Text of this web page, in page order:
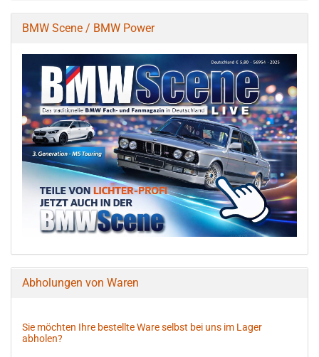
BMW Scene / BMW Power
Abholungen von Waren
Sie möchten Ihre bestellte Ware selbst bei uns im Lager
abholen?